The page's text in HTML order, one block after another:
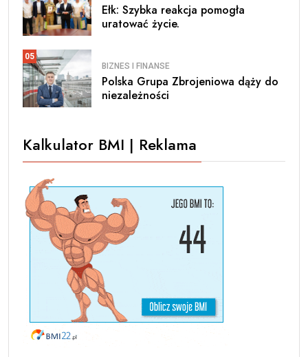
Ełk: Szybka reakcja pomogła
uratować życie.
05
BIZNES I FINANSE
Polska Grupa Zbrojeniowa dąży do
niezależności
Kalkulator BMI | Reklama